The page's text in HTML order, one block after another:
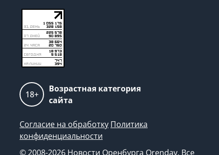
18+
Возрастная категория
сайта
Согласие на обработку Политика
конфиденциальности
© 2008-2026 Новости Оренбурга Orenday. Все